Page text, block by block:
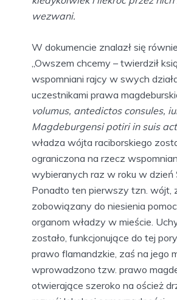
wezwani.
W dokumencie znalazł się
„Owszem chcemy – twierdził
wspomniani rajcy w swych
uczestnikami prawa
volumus, antedictos consules,
Magdeburgensi potiri in suis
władza wójta raciborskiego
ograniczona na rzecz
wybieranych raz w roku w dzień
Ponadto ten pierwszy tzn. wójt,
zobowiązany do niesienia
organom władzy w mieście.
zostało, funkcjonujące do tej
prawo flamandzkie, zaś na jego
wprowadzono tzw. prawo
otwierające szeroko na oścież